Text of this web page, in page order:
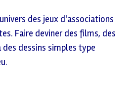
des jeux d'associations
Faire deviner des films, des
dessins simples type